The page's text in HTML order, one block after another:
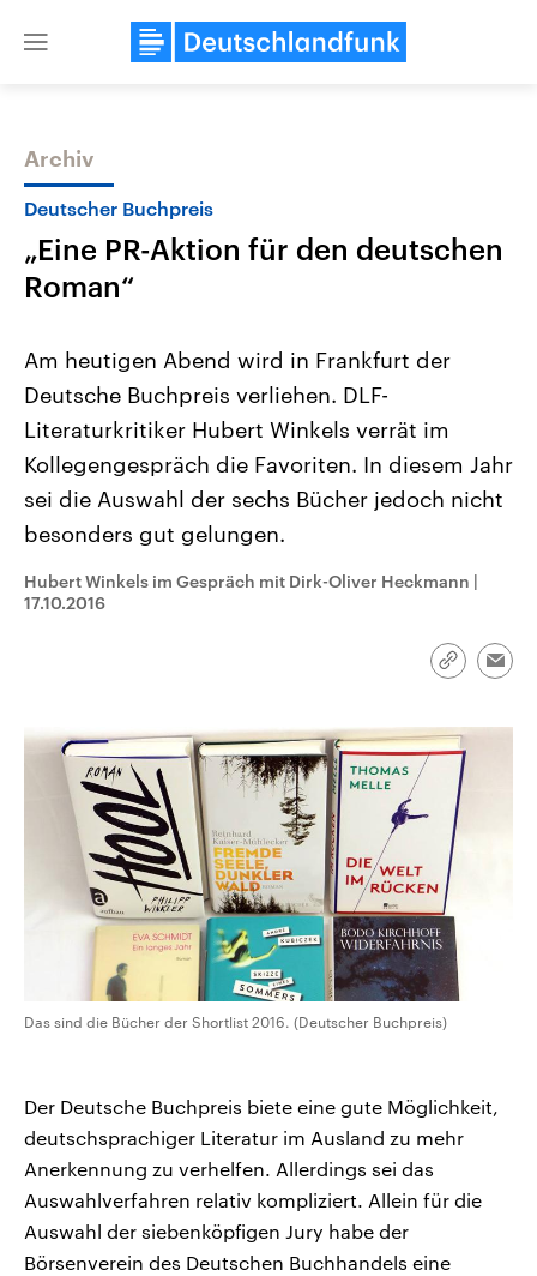
Close
Themen
Landtagswahl Sachsen-Anhalt
2026
Alle Informationen
Sachsen-Anhalt wählt am 6.
September 2026 einen neuen
Landtag. Seit 2021 wird das
Bundesland von einer Koalition aus
CDU, SPD und FDP regiert.-
Umfragen, Prognosen,
Wahlprogramme, aktuelle Berichte
und Hintergründe zu den Parteien
USA
Aktuelle Beiträge,
Hintergründe
Wirtschaftlich und
gehören die Vereinigten
den mächtigsten Ländern
Sendungen
Archiv
Deutscher Buchpreis
„Eine PR-Aktion für den deutschen
Roman“
Am heutigen Abend wird in Frankfurt der
Deutsche Buchpreis verliehen. DLF-
Literaturkritiker Hubert Winkels verrät im
Kollegengespräch die Favoriten. In diesem Jahr
sei die Auswahl der sechs Bücher jedoch nicht
besonders gut gelungen.
Hubert Winkels im Gespräch mit Dirk-Oliver Heckmann |
17.10.2016
Link
Das sind die Bücher der Shortlist 2016. (Deutscher Buchpreis)
Der Deutsche Buchpreis biete eine gute Möglichkeit,
deutschsprachiger Literatur im Ausland zu mehr
Anerkennung zu verhelfen. Allerdings sei das
Auswahlverfahren relativ kompliziert. Allein für die
Auswahl der siebenköpfigen Jury habe der
Börsenverein des Deutschen Buchhandels eine